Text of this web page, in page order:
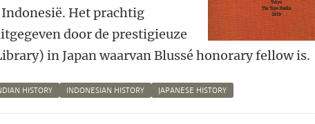
Het prachtig
door de prestigieuze
in Japan waarvan Blussé honorary fellow is.
HISTORY INDONESIAN HISTORY JAPANESE HISTORY